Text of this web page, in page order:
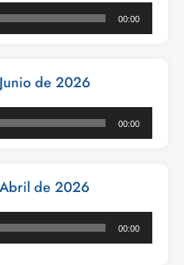
00:00
de 2026
00:00
de 2026
00:00